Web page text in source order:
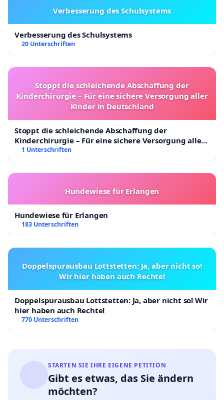
Verbesserung des Schulsystems
Verbesserung des Schulsystems
20 Unterschriften
Stoppt die schleichende Abschaffung der
Kinderchirurgie – Für eine sichere Versorgung aller
Kinder in Deutschland
Stoppt die schleichende Abschaffung der
Kinderchirurgie – Für eine sichere Versorgung aller
Kinder in Deutschland
1 Unterschriften
Hundewiese für Erlangen
Hundewiese für Erlangen
183 Unterschriften
Doppelspurausbau Lottstetten: Ja, aber nicht so!
Wir hier haben auch Rechte!
Doppelspurausbau Lottstetten: Ja, aber nicht so! Wir
hier haben auch Rechte!
770 Unterschriften
STARTEN SIE IHRE EIGENE PETITION
Gibt es etwas, das Sie ändern
möchten?